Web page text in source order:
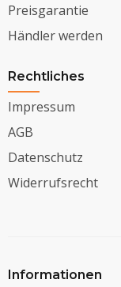
Preisgarantie
Händler werden
Rechtliches
Impressum
AGB
Datenschutz
Widerrufsrecht
Informationen